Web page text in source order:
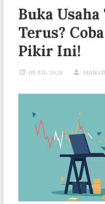
Buka
Terus?
Pikir Ini!
05 JUL 2026